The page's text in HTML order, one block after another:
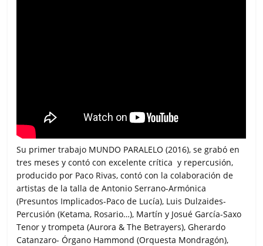
Su primer trabajo MUNDO PARALELO (2016), se grabó en
tres meses y contó con excelente crítica y repercusión,
producido por Paco Rivas, contó con la colaboración de
artistas de la talla de Antonio Serrano-Armónica
(Presuntos Implicados-Paco de Lucía), Luis Dulzaides-
Percusión (Ketama, Rosario…), Martín y Josué García-Saxo
Tenor y trompeta (Aurora & The Betrayers), Gherardo
Catanzaro- Órgano Hammond (Orquesta Mondragón),